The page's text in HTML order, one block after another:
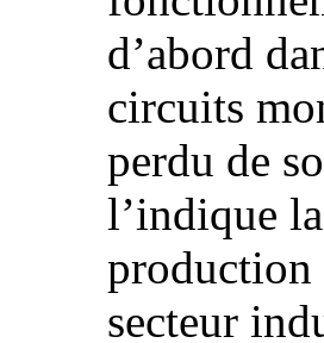
d’abord
circuits
perdu de
l’indique
production
secteur